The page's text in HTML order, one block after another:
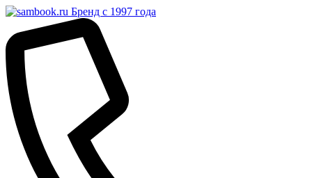
Бренд с 1997 года